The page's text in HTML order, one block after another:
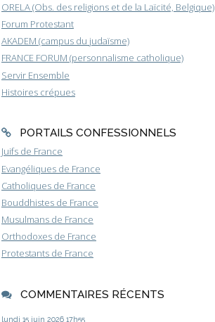
ORELA (Obs. des religions et de la Laïcité, Belgique)
Forum Protestant
AKADEM (campus du judaïsme)
FRANCE FORUM (personnalisme catholique)
Servir Ensemble
Histoires crépues
PORTAILS CONFESSIONNELS
Juifs de France
Evangéliques de France
Catholiques de France
Bouddhistes de France
Musulmans de France
Orthodoxes de France
Protestants de France
COMMENTAIRES RÉCENTS
lundi 15 juin 2026 17h55